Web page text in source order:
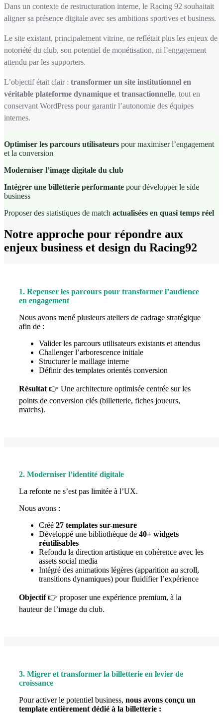
Dans un contexte de restructuration interne, le Racing 92 souhaitait
aligner sa présence digitale avec ses ambitions sportives et business.
Le site existant, principalement vitrine, ne reflétait plus les enjeux de
notoriété du club, son potentiel de monétisation, ni l’engagement
attendu par les supporters.
L’objectif était clair : transformer un site institutionnel en
véritable plateforme dynamique et transactionnelle, tout en
conservant WordPress pour garantir l’autonomie des équipes
internes.
Optimiser les parcours utilisateurs pour maximiser l’engagement
et la conversion
Moderniser l’image digitale du club
Intégrer une billetterie performante pour développer le side
business
Proposer des statistiques de match actualisées en quasi temps réel
Notre approche pour répondre aux
enjeux business et design du Racing92
1. Repenser les parcours pour transformer l’audience
en engagement
Nous avons mené plusieurs ateliers de cadrage stratégique
afin de :
Valider les parcours utilisateurs existants et attendus
Challenger l’arborescence initiale
Structurer le maillage interne
Définir des templates orientés conversion
Résultat 👉 Une architecture optimisée centrée sur les
points de conversion clés (billetterie, fiches joueurs,
matchs).
2. Moderniser l’identité digitale
La refonte ne s’est pas limitée à l’UX.
Nous avons :
Créé 27 templates sur-mesure
Développé une bibliothèque de 40+ widgets
réutilisables
Refondu la direction artistique en cohérence avec les
assets social media
Intégré des animations légères (apparition au scroll,
transitions dynamiques) pour fluidifier l’expérience
Objectif👉 proposer une expérience premium, à la
hauteur de l’image du club.
3. Migrer et transformer la billetterie en levier de
croissance
Pour activer le potentiel business, nous avons conçu un
template entièrement dédié à la billetterie :